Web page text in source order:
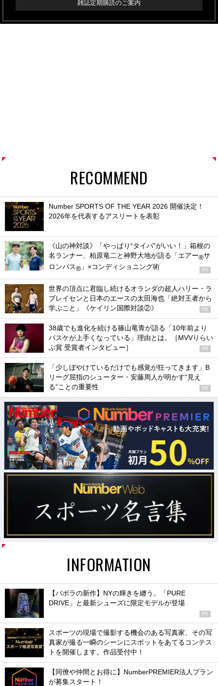
雑誌定期購読のご案内
RECOMMEND
Number SPORTS OF THE YEAR 2026 開催決定！
2026年を代表するアスリートを表彰
《山の神対談》「やっぱり“タイパ”がいい！」箱根の
名ランナー、柏原竜二と神野大地が語る「エアー®サ
ロンパス® 」×コンディショニング術 PR
世界の頂点に君臨し続けるオランダの超人ハリー・ラ
ブレイセンと日本のエースの太田海也「絶対王者から
学ぶこと」《ケイリン国際対談②》
PR
38歳でも進化を続ける篠山竜青が語る「10年前より
バスケが上手くなっている」理由とは。［MVVりらい
ぶ賞 受賞者インタビュー］
PR
「少しぼやけているだけでも感覚が狂ってきます」B
リーグ屈指のシューター・安藤周人が明かす“見え
る”ことの重要性
PR
INFORMATION
【バボラの新作】NYの輝きを纏う。「PURE
DRIVE」と最新シューズに限定モデルが登場
PR
スポーツの現場で撮影する機会のある写真家、その写
真家が撮る一瞬のシーンにスポットをあてるコンテス
トを開催します。作品受付中！
【同僚や仲間とお得に】NumberPREMIER法人プラン
が募集スタート！